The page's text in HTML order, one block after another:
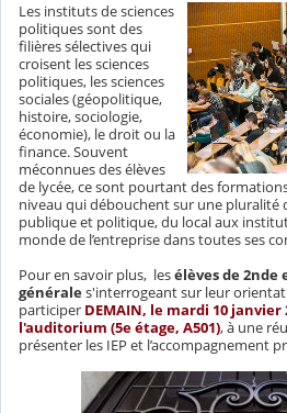
Les instituts de sciences
politiques sont des
filières sélectives qui
croisent les sciences
politiques, les sciences
sociales (géopolitique,
histoire, sociologie,
économie), le droit ou la
finance. Souvent
méconnues des élèves
de lycée, ce sont pourtant des
niveau qui débouchent sur une pluralité
publique et politique, du local aux
monde de l’entreprise dans toutes ses
Pour en savoir plus, lesélèves de 2nde
générales'interrogeant sur leur
participer DEMAIN, le mardi 10 janvier
l'auditorium (5e étage, A501), à une
présenter les IEP et l’accompagnement